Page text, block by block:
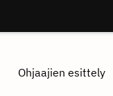
Ohjaajien esittely